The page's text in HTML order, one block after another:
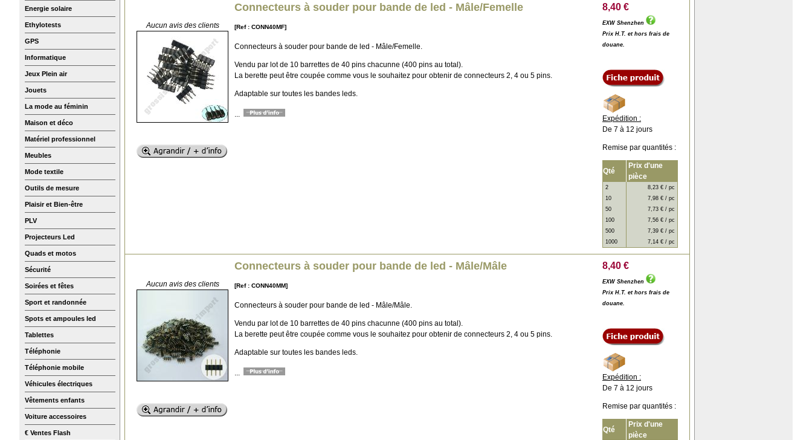
Energie solaire
Ethylotests
GPS
Informatique
Jeux Plein air
Jouets
La mode au féminin
Maison et déco
Matériel professionnel
Meubles
Mode textile
Outils de mesure
Plaisir et Bien-être
PLV
Projecteurs Led
Quads et motos
Sécurité
Soirées et fêtes
Sport et randonnée
Spots et ampoules led
Tablettes
Téléphonie
Téléphonie mobile
Véhicules électriques
Vêtements enfants
Voiture accessoires
€ Ventes Flash
Aucun avis des clients
Connecteurs à souder pour bande de led - Mâle/Femelle
[Ref : CONN40MF]
Connecteurs à souder pour bande de led - Mâle/Femelle.
Vendu par lot de 10 barrettes de 40 pins chacunne (400 pins au total).
La berette peut être coupée comme vous le souhaitez pour obtenir de connecteurs 2, 4 ou 5 pins.
Adaptable sur toutes les bandes leds.
8,40 €
EXW Shenzhen
Prix H.T. et hors frais de
douane.
Expédition :
De 7 à 12 jours
Remise par quantités :
Qté
Prix d'une
pièce
2
8,23 € / pc
10
7,98 € / pc
50
7,73 € / pc
100
7,56 € / pc
500
7,39 € / pc
1000
7,14 € / pc
Aucun avis des clients
Connecteurs à souder pour bande de led - Mâle/Mâle
[Ref : CONN40MM]
Connecteurs à souder pour bande de led - Mâle/Mâle.
Vendu par lot de 10 barrettes de 40 pins chacunne (400 pins au total).
La berette peut être coupée comme vous le souhaitez pour obtenir de connecteurs 2, 4 ou 5 pins.
Adaptable sur toutes les bandes leds.
8,40 €
EXW Shenzhen
Prix H.T. et hors frais de
douane.
Expédition :
De 7 à 12 jours
Remise par quantités :
Qté
Prix d'une
pièce